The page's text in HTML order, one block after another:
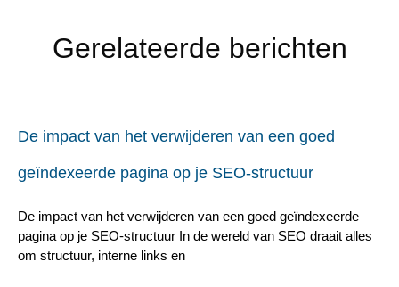
Gerelateerde berichten
De impact van het verwijderen van een goed
geïndexeerde pagina op je SEO-structuur
De impact van het verwijderen van een goed geïndexeerde
pagina op je SEO-structuur In de wereld van SEO draait alles
om structuur, interne links en